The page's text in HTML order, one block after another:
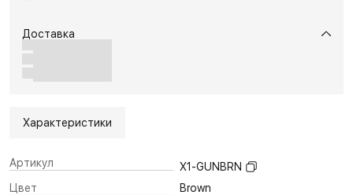
Доставка
Характеристики
Артикул
X1-GUNBRN
Цвет
Brown